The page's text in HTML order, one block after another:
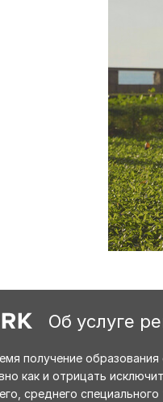
Об услуге
получение
как и отрицать
среднего